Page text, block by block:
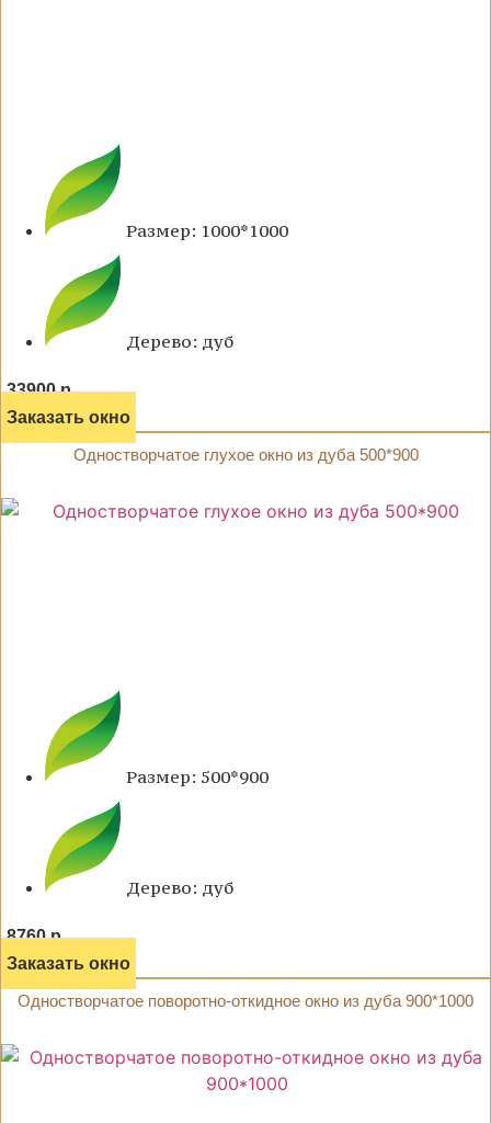
Размер: 1000*1000
Дерево: дуб
33900 р.
Заказать окно
Одностворчатое глухое окно из дуба 500*900
Размер: 500*900
Дерево: дуб
8760 р.
Заказать окно
Одностворчатое поворотно-откидное окно из дуба 900*1000